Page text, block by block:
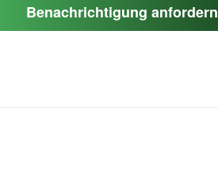
Benachrichtigung anfordern